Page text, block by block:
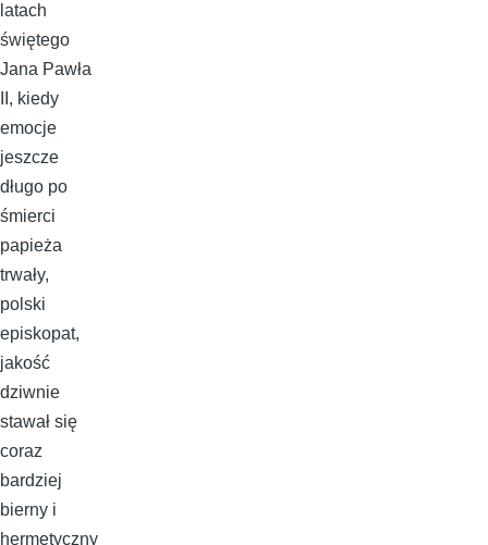
latach
świętego
Jana Pawła
II, kiedy
emocje
jeszcze
długo po
śmierci
papieża
trwały,
polski
episkopat,
jakość
dziwnie
stawał się
coraz
bardziej
bierny i
hermetyczny